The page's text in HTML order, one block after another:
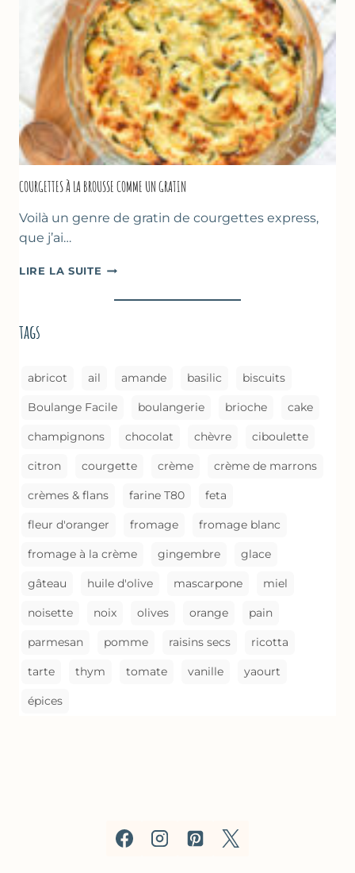
POIS
CHICHE
–
CUISSON
AU
FOUR
COURGETTES À LA BROUSSE COMME UN GRATIN
Voilà un genre de gratin de courgettes express,
que j’ai…
LIRE LA SUITE COURGETTES
LA
tags
abricot ail amande basilic biscuits
Boulange Facile boulangerie brioche cake
champignons chocolat chèvre ciboulette
citron courgette crème crème de marrons
crèmes & flans farine T80 feta
fleur d'oranger fromage fromage blanc
fromage à la crème gingembre glace
gâteau huile d'olive mascarpone miel
noisette noix olives orange pain
parmesan pomme raisins secs ricotta
tarte thym tomate vanille yaourt
épices